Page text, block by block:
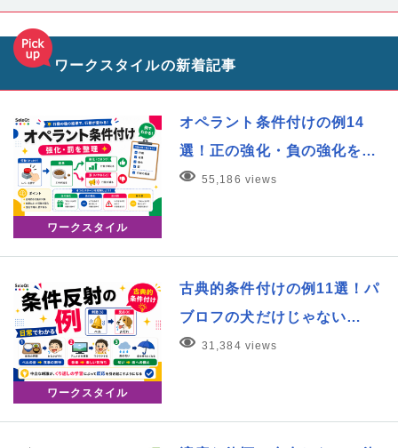
ワークスタイルの新着記事
ワークスタイル
オペラント条件付けの例14
選！正の強化・負の強化を…
55,186 views
ワークスタイル
古典的条件付けの例11選！パ
ブロフの犬だけじゃない…
31,384 views